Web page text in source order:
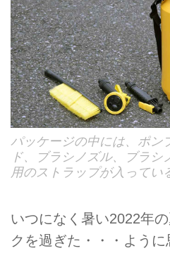
パッケージの中には、ポン
ド、ブラシノズル、ブラ
用のストラップが入ってい
いつになく暑い2022年
クを過ぎた・・・よう